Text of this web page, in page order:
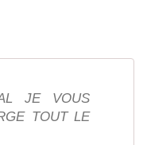
JE VOUS
TOUT LE